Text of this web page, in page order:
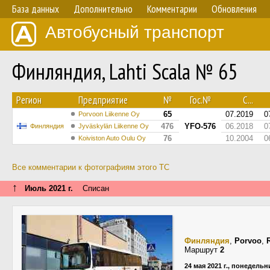
База данных Дополнительно Комментарии Обновления
Автобусный транспорт
Финляндия, Lahti Scala № 65
Регион Предприятие № Гос.№ С...
Финляндия
Porvoon Liikenne Oy
65
YFO-576
07.2019
Jyväskylän Liikenne Oy 476 06.2018
Koiviston Auto Oulu Oy 76 10.2004
Все комментарии к фотографиям этого ТС
↑ Июль 2021 г. Списан
Финляндия, Porvoo,
Маршрут 2
24 мая 2021 г.,